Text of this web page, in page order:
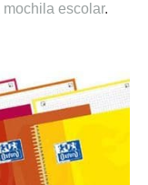
mochila escolar.